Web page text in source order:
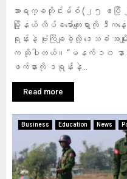
အာရက္ခတိုင်းမ်စ် (၂၅ ဧပြီ
မြို့နယ် လိပ်ခမော်ကျေးရွာကို
ရုန်းနဲ့ ဗုံးကြဲချခဲ့လို့ ဒေသခံ အမ
က ဆိုပါတယ်။ “မနက် ၁၀ နာရီလ
ဖက်နားကို ဒရုန်းနဲ့...
Read more
Business Education News